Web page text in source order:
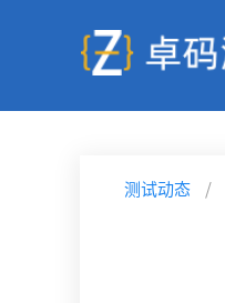
测试动态 /